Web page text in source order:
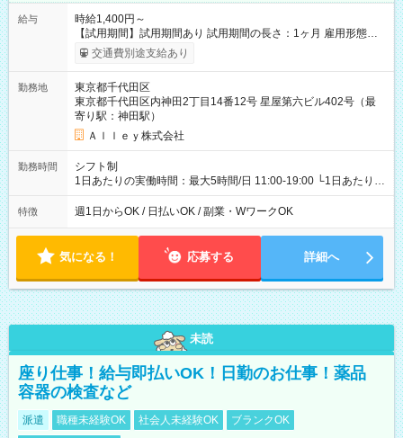
給与
時給1,400円～
【試用期間】試用期間あり 試用期間の長さ：1ヶ月 雇用形態、
給与は本採用時と同じです。
交通費別途支給あり
勤務地
東京都千代田区
東京都千代田区内神田2丁目14番12号 星屋第六ビル402号（最
寄り駅：神田駅）
Ａｌｌｅｙ株式会社
勤務時間
シフト制
1日あたりの実働時間：最大5時間/日 11:00-19:00 └1日あたりの
実働時間：1-5時間 └上記の時間帯内であれば、いつでも勤務可
能！ └平日・土曜日の中で、お好きな曜日でご勤務いただけま
18:00 などのように、自由な働き方が可能なお仕事です！
特徴 週1日からOK / 日払いOK / 副業・WワークOK
気になる！ 応募する 詳細へ
未読
座り仕事！給与即払いOK！日勤のお仕事！薬品
容器の検査など
派遣 職種未経験OK 社会人未経験OK
ブランクOK